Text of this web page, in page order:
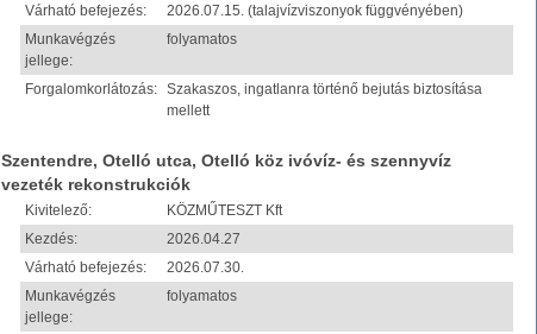
Várható befejezés:
2026.07.15. (talajvízviszonyok függvényében)
Munkavégzés
jellege:
folyamatos
Forgalomkorlátozás: Szakaszos, ingatlanra történő bejutás biztosítása
mellett
Szentendre, Otelló utca, Otelló köz ivóvíz- és szennyvíz
vezeték rekonstrukciók
Kivitelező:
KÖZMŰTESZT Kft
Kezdés:
2026.04.27
Várható befejezés:
2026.07.30.
Munkavégzés
jellege:
folyamatos